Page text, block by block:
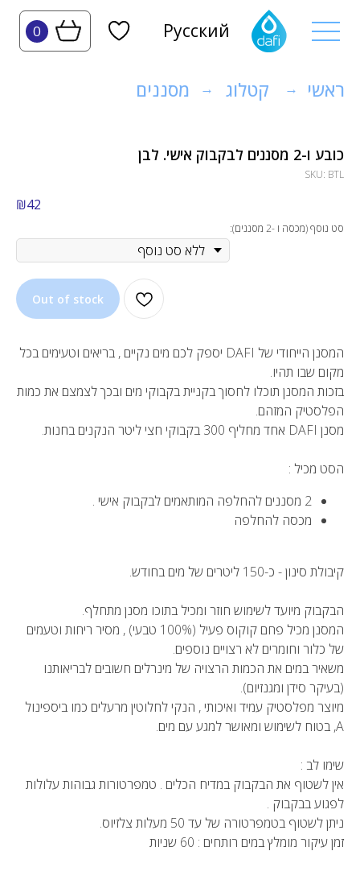
0 Русский
כובע ו-2 מסננים לבקבוק אישי. לבן
SKU: BTL
₪42
סט נוסף (מכסה ו -2 מסננים):
Out of stock
המסנן הייחודי של DAFI יספק לכם מים נקיים , בריאים וטעימים בכל
מקום שבו תהיו.
בזכות המסנן תוכלו לחסוך בקניית בקבוקי מים ובכך לצמצם את כמות
הפלסטיק המזהם.
מסנן DAFI אחד מחליף 300 בקבוקי חצי ליטר הנקנים בחנות.
הסט מכיל :
2 מסננים להחלפה המותאמים לבקבוק אישי .
מכסה להחלפה
קיבולת סינון - כ-150 ליטרים של מים בחודש.
הבקבוק מיועד לשימוש חוזר ומכיל בתוכו מסנן מתחלף.
המסנן מכיל פחם קוקוס פעיל (100% טבעי) , מסיר ריחות וטעמים
של כלור וחומרים לא רצויים נוספים.
משאיר במים את הכמות הרצויה של מינרלים חשובים לבריאותנו
(בעיקר סידן ומגנזיום).
מיוצר מפלסטיק עמיד ואיכותי , הנקי לחלוטין מרעלים כמו ביספינול
A, בטוח לשימוש ומאושר למגע עם מים.
שימו לב :
אין לשטוף את הבקבוק במדיח הכלים . טמפרטורות גבוהות עלולות
לפגוע בבקבוק .
ניתן לשטוף בטמפרטורה של עד 50 מעלות צלזיוס.
זמן עיקור מומלץ במים רותחים : 60 שניות